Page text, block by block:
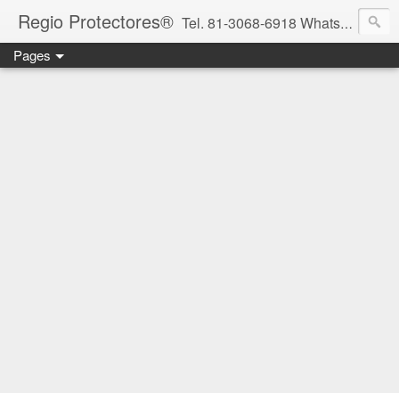
Regio Protectores® Tel. 81-3068-6918 WhatsApp 81-2636-2823 / 33-1145-3780 cotizacionregioprotectores@gmail.com / regioprotectores@gmail.com https://www.facebook.com/RegioProtectores/
Pages